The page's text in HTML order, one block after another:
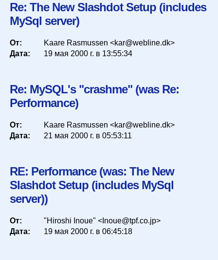
Список
Сортировка
Искать
Re: The New Slashdot Setup (includes
MySql server)
От:
Kaare Rasmussen <kar@webline.dk>
Дата:
19 мая 2000 г. в 13:55:34
Re: MySQL's "crashme" (was Re:
Performance)
От:
Kaare Rasmussen <kar@webline.dk>
Дата:
21 мая 2000 г. в 05:53:11
RE: Performance (was: The New
Slashdot Setup (includes MySql
server))
От:
"Hiroshi Inoue" <Inoue@tpf.co.jp>
Дата:
19 мая 2000 г. в 06:45:18